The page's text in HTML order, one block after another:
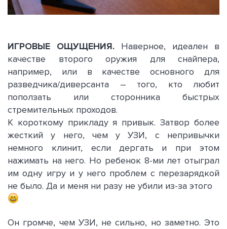
ИГРОВЫЕ ОЩУЩЕНИЯ. Наверное, идеален в
качестве второго оружия для снайпера,
например, или в качестве основного для
разведчика/диверсанта – того, кто любит
поползать или сторонника быстрых
стремительных проходов.
К короткому прикладу я привык. Затвор более
жесткий у него, чем у УЗИ, с непривычки
немного клинит, если дергать и при этом
нажимать на него. Но ребенок 8-ми лет отыграл
им одну игру и у него проблем с перезарядкой
не было. Да и меня ни разу не убили из-за этого
Он громче, чем УЗИ, не сильно, но заметно. Это